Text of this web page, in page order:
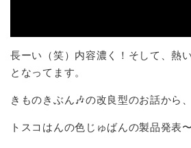
長ーい（笑）内容濃く！そして、熱
となってます。
きものきぶん🎶の改良型のお話から
トスコはんの色じゅばんの製品発表